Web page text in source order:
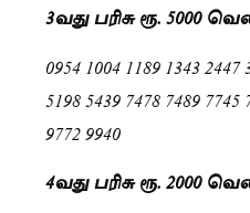
3வது பரிசு ரூ.
0954 1004 1189 1343 2447
5198 5439 7478 7489 7745
9772 9940
4வது பரிசு ரூ.